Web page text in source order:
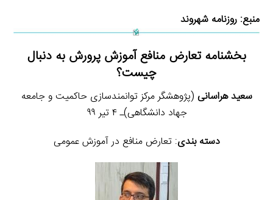
منبع: روزنامه شهروند
بخشنامه تعارض منافع آموزش پرورش به دنبال
چیست؟
سعید هراسانی (پژوهشگر مرکز توانمندسازی حاکمیت و جامعه
جهاد دانشگاهی)‏ـ ۴ تیر ۹۹
دسته بندی: تعارض منافع در آموزش عمومی